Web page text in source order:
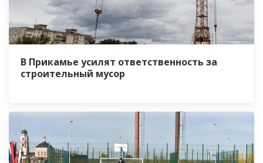
В Прикамье усилят ответственность за
строительный мусор